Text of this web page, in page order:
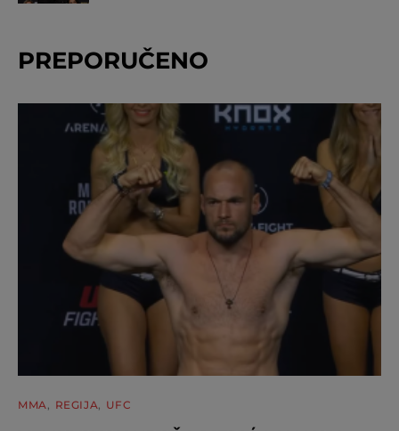
PREPORUČENO
MMA REGIJA UFC